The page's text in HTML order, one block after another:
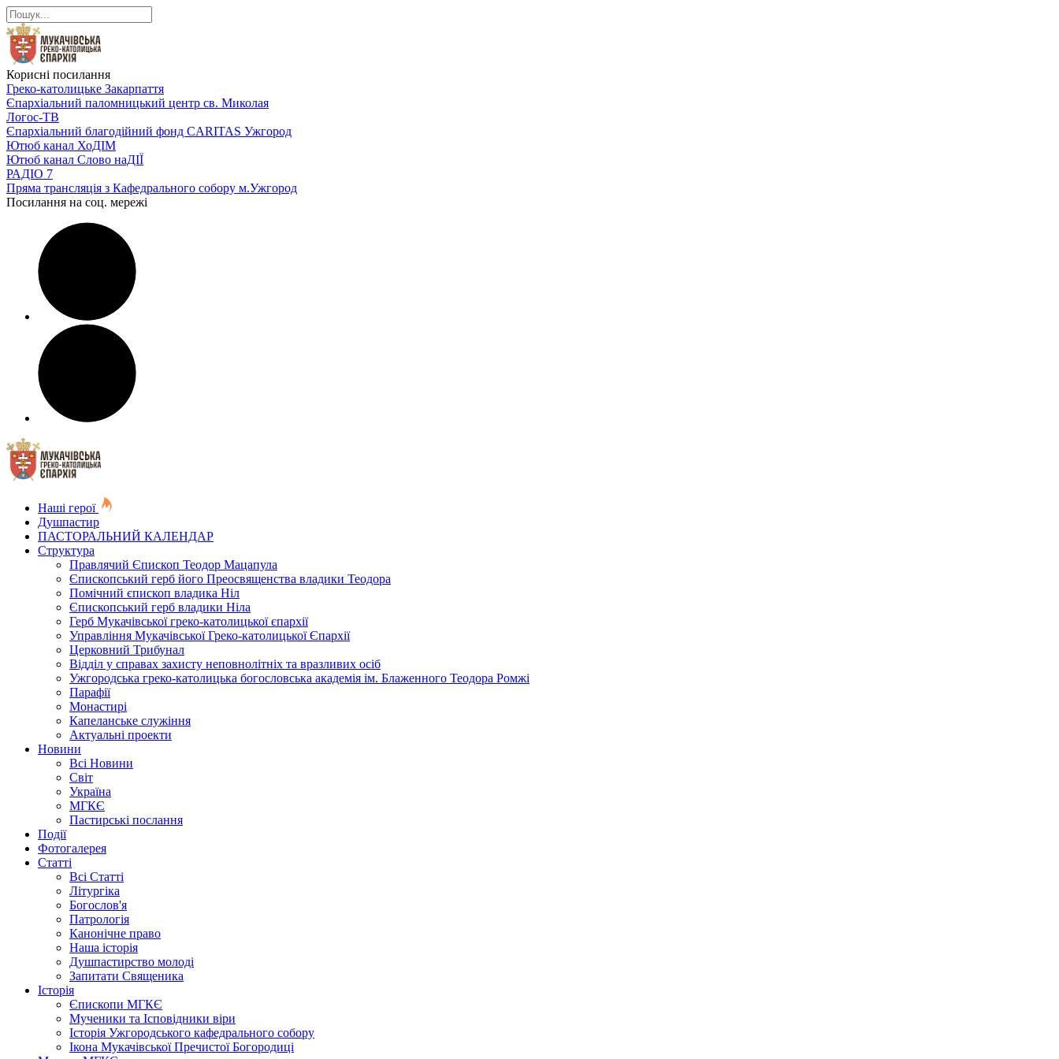
Корисні посилання
Греко-католицьке Закарпаття
Єпархіальний паломницький центр св. Миколая
Логос-ТВ
Єпархіальний благодійний фонд CARITAS Ужгород
Ютюб канал ХоДІМ
Ютюб канал Слово наДІЇ
РАДІО 7
Пряма трансляція з Кафедрального собору м.Ужгород
Посилання на соц. мережі
Наші герої
Душпастир
ПАСТОРАЛЬНИЙ КАЛЕНДАР
Структура
Правлячий Єпископ Теодор Мацапула
Єпископський герб його Преосвященства владики Теодора
Помічний єпископ владика Ніл
Єпископський герб владики Ніла
Герб Мукачівської греко-католицької єпархії
Управління Мукачівської Греко-католицької Єпархії
Церковний Трибунал
Відділ у справах захисту неповнолітніх та вразливих осіб
Ужгородська греко-католицька богословська академія ім. Блаженного Теодора Ромжі
Парафії
Монастирі
Капеланське служіння
Актуальні проекти
Новини
Всі Новини
Світ
Україна
МГКЄ
Пастирські послання
Події
Фотогалерея
Статті
Всі Статті
Літургіка
Богослов'я
Патрологія
Канонічне право
Наша історія
Душпастирство молоді
Запитати Священика
Історія
Єпископи МГКЄ
Мученики та Ісповідники віри
Історія Ужгородського кафедрального собору
Ікона Мукачівської Пречистої Богородиці